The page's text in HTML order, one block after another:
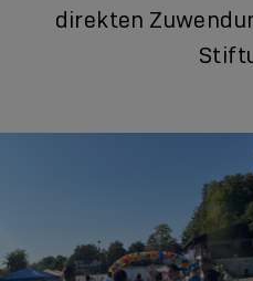
direkten